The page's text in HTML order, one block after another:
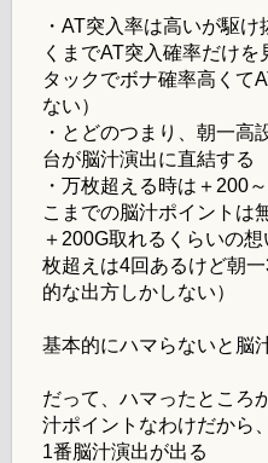
・AT突入率は高いが駆
くまでAT突入確率だけ
タックでボナ確率高くて
ない）
・とどのつまり、朝一高
台が脳汁演出に直結する
・万枚超える時は＋200
こまでの脳汁ポイントは
＋200G取れるくらいの
枚超えは4回あるけど朝
的な出方しかしない）
基本的にハマらないと脳
だって、ハマったところ
汁ポイントなわけだから
1番脳汁演出が出る